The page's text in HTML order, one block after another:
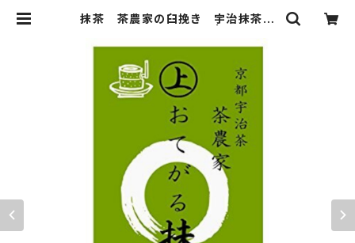
抹茶 茶農家の臼挽き 宇治抹茶
茶 古勝製茶場